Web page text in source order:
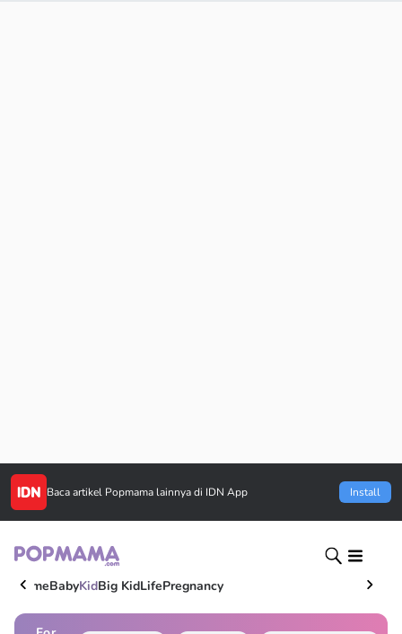
Baca artikel Popmama lainnya di IDN App Install
HomeBabyKidBig KidLifePregnancy